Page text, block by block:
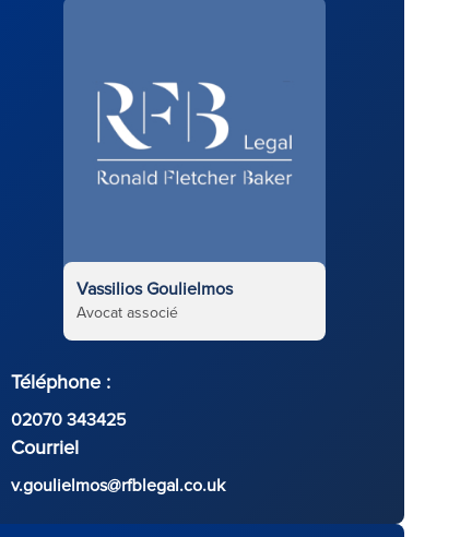
Vassilios Goulielmos
Avocat associé
Téléphone :
02070 343425
Courriel
v.goulielmos@rfblegal.co.uk